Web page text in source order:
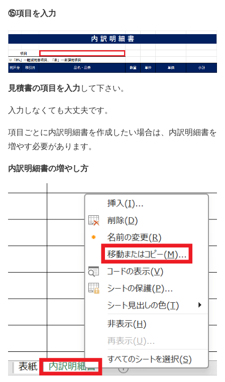
⑮項目を入力
見積書の項目を入力して下さい。
入力しなくても大丈夫です。
項目ごとに内訳明細書を作成したい場合は、内訳明細書を
増やす必要があります。
内訳明細書の増やし方